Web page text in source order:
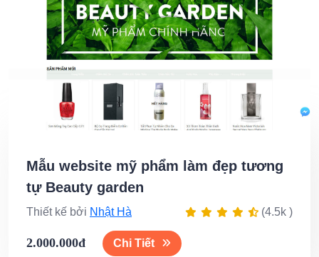
Mẫu website mỹ phẩm làm đẹp tương
tự Beauty garden
Thiết kế bởi Nhật Hà (4.5k )
2.000.000đ Chi Tiết